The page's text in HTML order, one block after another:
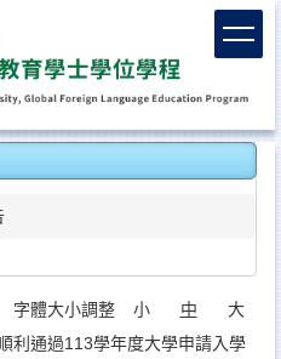
字體大小調整 小 中
大
利通過113學年度大學申請入學